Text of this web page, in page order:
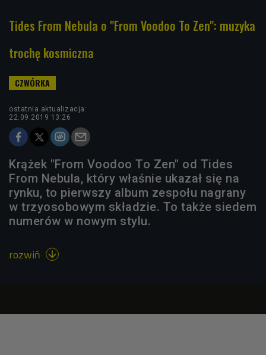
Tides From Nebula o "From Voodoo To Zen": muzyka
trochę kosmiczna
ostatnia aktualizacja:
22.09.2019 13:26
Krążek "From Voodoo To Zen" od Tides
From Nebula, który właśnie ukazał się na
rynku, to pierwszy album zespołu nagrany
w trzyosobowym składzie. To także siedem
numerów w nowym stylu.
rozwiń 